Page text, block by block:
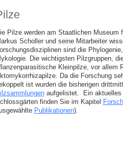
Pilze werden am Staatlichen Museum
Scholler und seine Mitarbeiter
sind die
Die wichtigsten Pilzgruppen,
Kleinpilze, vor allem
Da die Forschung
ist wurden die bisherigen
aufgelistet. Ein aktuelles
finden Sie im Kapitel
Publikationen).